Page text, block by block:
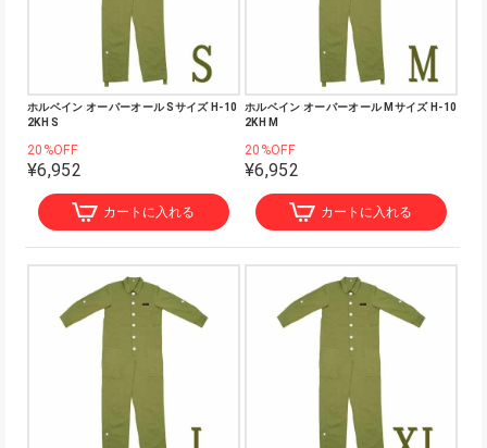
ホルベイン オーバーオール Sサイズ H-10
2KH S
20%OFF
¥6,952
カートに入れる
ホルベイン オーバーオール Mサイズ H-10
2KH M
20%OFF
¥6,952
カートに入れる